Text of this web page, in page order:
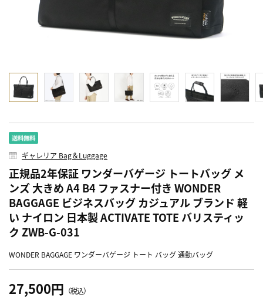
ギャレリア Bag＆Luggage
正規品2年保証 ワンダーバゲージ トートバッグ メ
ンズ 大きめ A4 B4 ファスナー付き WONDER
BAGGAGE ビジネスバッグ カジュアル ブランド 軽
い ナイロン 日本製 ACTIVATE TOTE バリスティッ
ク ZWB-G-031
WONDER BAGGAGE ワンダーバゲージ トート バッグ 通勤バッグ
27,500円 （税込）